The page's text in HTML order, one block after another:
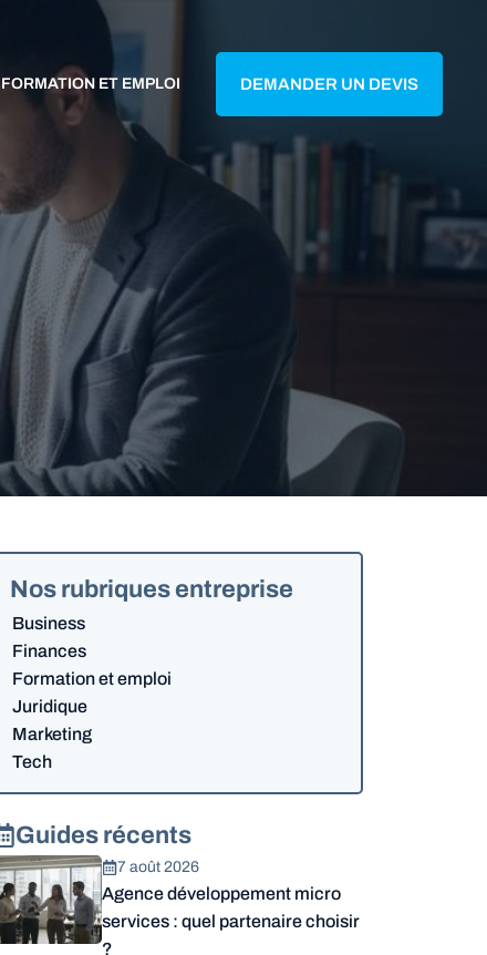
FORMATION ET EMPLOI DEMANDER UN DEVIS
Nos rubriques entreprise
Business
Finances
Formation et emploi
Juridique
Marketing
Tech
Guides récents
7 août 2026
Agence développement micro
services : quel partenaire choisir
?